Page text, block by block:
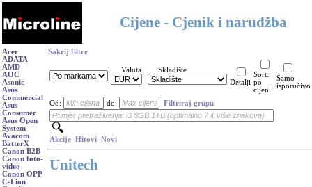
Cijene - Cjenik i narudžba
Acer
ADATA
AMD
AOC
Asonic
Asus
Commercial
Asus
Consumer
Asus Open
System
Avacom
BatterX
Canon B2B
Canon foto-
video
Canon OPP
C-Lion
Sakrij filtre
Valuta
Skladište
Detalji
Sort.
po
cijeni
Samo
isporučivo
Od: do: Filtriraj grupu
Akcije Hitovi Novi
Unitech